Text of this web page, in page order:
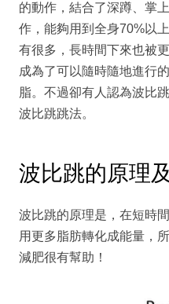
的動作，結合了深蹲、掌
作，能夠用到全身70%以
有很多，長時間下來也被
成為了可以隨時隨地進行
脂。不過卻有人認為波比
波比跳跳法。
波比跳的原理
波比跳的原理是，在短時
用更多脂肪轉化成能量，
減肥很有幫助！